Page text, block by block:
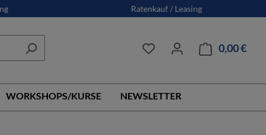
Ratenkauf / Leasing
0,00 €
WORKSHOPS/KURSE NEWSLETTER